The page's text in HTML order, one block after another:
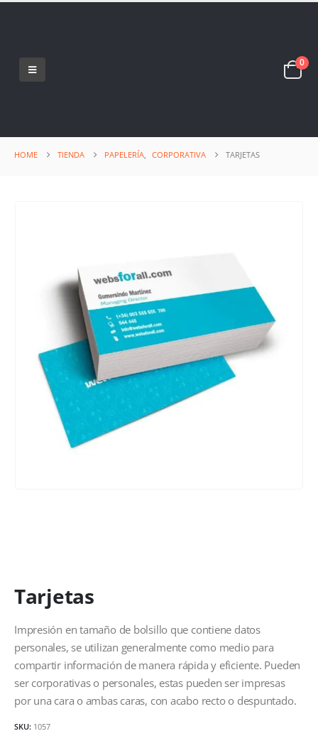
0
HOME TIENDA PAPELERÍA, CORPORATIVA TARJETAS
Tarjetas
Impresión en tamaño de bolsillo que contiene datos
personales, se utilizan generalmente como medio para
compartir información de manera rápida y eficiente. Pueden
ser corporativas o personales, estas pueden ser impresas
por una cara o ambas caras, con acabo recto o despuntado.
SKU: 1057